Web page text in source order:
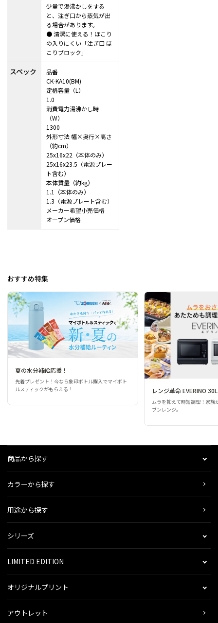
スペック
少量で湯沸かしをする
と、注ぎ口から蒸気が出
る場合があります。
● 清潔に使える！ほこり
の入りにくい「注ぎ口 ほ
こりブロック」
品番
CK-KA10(BM)
定格容量（L）
1.0
消費電力湯沸かし時
（W）
1300
外形寸法 幅×奥行×高さ
（約cm）
25x16x22（本体のみ）
25x16x23.5（電源プレー
ト含む）
本体質量（約kg）
1.1（本体のみ）
1.3（電源プレート含む）
メーカー希望小売価格
オープン価格
おすすめ特集
夏の水分補給応援！
先着プレゼント！今なら象印ボトル購入でマイボト
ルスティックがもらえる！
レンジ革命 EVERINO 30L
ムラを抑えて時短調理！家族
ブンレンジ。
商品から探す
カラーから探す
用途から探す
シリーズ
LIMITED EDITION
オリジナルプリント
アウトレット